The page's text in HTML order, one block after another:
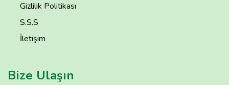
Gizlilik Politikası
S.S.S
İletişim
Bize Ulaşın